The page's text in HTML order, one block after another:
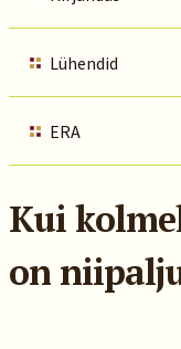
Lühendid
ERA
Kui
on